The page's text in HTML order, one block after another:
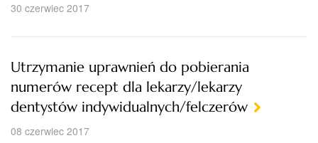
30 czerwiec 2017
Utrzymanie uprawnień do pobierania
numerów recept dla lekarzy/lekarzy
dentystów indywidualnych/felczerów
08 czerwiec 2017